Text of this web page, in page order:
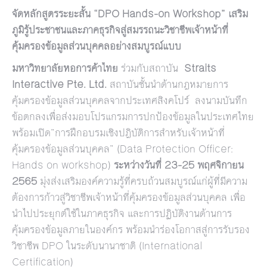
จัดหลักสูตรระยะสั้น “DPO Hands-on Workshop” เสริม
ภูมิรู้ประชาชนและภาคธุรกิจสู่สมรรถนะวิชาชีพเจ้าหน้าที่
คุ้มครองข้อมูลส่วนบุคคลอย่างสมบูรณ์แบบ
มหาวิทยาลัยหอการค้าไทย ร่วมกับสถาบัน Straits
Interactive Pte. Ltd. สถาบันชั้นนำด้านกฎหมายการ
คุ้มครองข้อมูลส่วนบุคคลจากประเทศสิงคโปร์ ลงนามบันทึก
ข้อตกลงเพื่อส่งมอบโปรแกรมการปกป้องข้อมูลในประเทศไทย
พร้อมเปิด”การฝึกอบรมเชิงปฎิบัติการสำหรับเจ้าหน้าที่
คุ้มครองข้อมูลส่วนบุคคล” (Data Protection Officer:
Hands on workshop) ระหว่างวันที่ 23-25 พฤศจิกายน
2565 มุ่งส่งเสริมองค์ความรู้ที่ครบถ้วนสมบูรณ์แก่ผู้ที่มีความ
ต้องการก้าวสู่วิชาชีพเจ้าหน้าที่คุ้มครองข้อมูลส่วนบุคคล เพื่อ
นำไปประยุกต์ใช้ในภาคธุรกิจ และการปฏิบัติงานด้านการ
คุ้มครองข้อมูลภายในองค์กร พร้อมนำร่องโอกาสสู่การรับรอง
วิชาชีพ DPO ในระดับนานาชาติ (International
Certification)